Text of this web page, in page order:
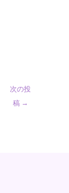
次の投
稿 →